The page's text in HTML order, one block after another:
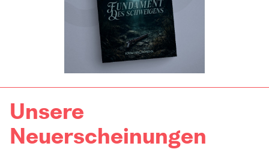
Unsere
Neuerscheinungen